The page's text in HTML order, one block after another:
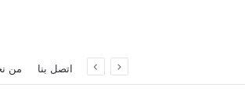
اتصل بنا من